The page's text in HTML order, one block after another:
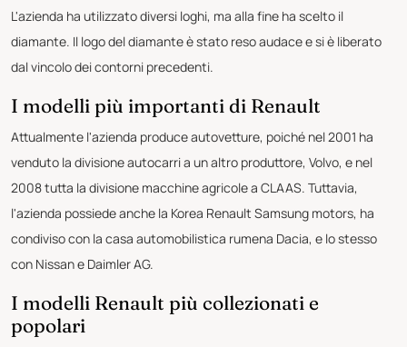
L'azienda ha utilizzato diversi loghi, ma alla fine ha scelto il
diamante. Il logo del diamante è stato reso audace e si è liberato
dal vincolo dei contorni precedenti.
I modelli più importanti di Renault
Attualmente l'azienda produce autovetture, poiché nel 2001 ha
venduto la divisione autocarri a un altro produttore, Volvo, e nel
2008 tutta la divisione macchine agricole a CLAAS. Tuttavia,
l'azienda possiede anche la Korea Renault Samsung motors, ha
condiviso con la casa automobilistica rumena Dacia, e lo stesso
con Nissan e Daimler AG.
I modelli Renault più collezionati e
popolari